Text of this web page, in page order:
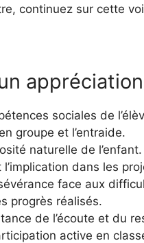
continuez sur cette
sociales de
groupe et l’entraide.
naturelle de l’enfant.
l’implication dans les
face aux
progrès réalisés.
de l’écoute et du
active en